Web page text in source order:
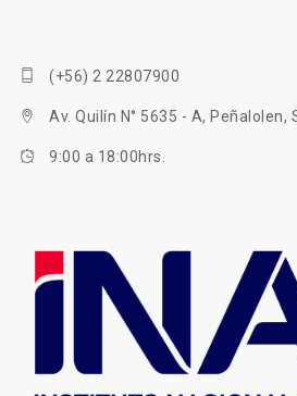
INAF estuvo presente junto a la
Grupal I en esta acción
(+56) 2 22807900
Av. Quilín N° 5635 - A, Peñalolen,
9:00 a 18:00hrs.